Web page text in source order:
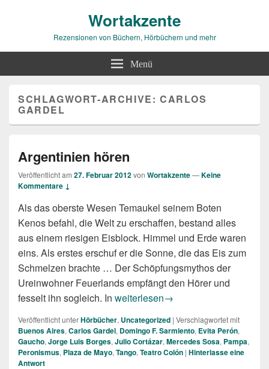
Wortakzente
Rezensionen von Büchern, Hörbüchern und mehr
Menü
SCHLAGWORT-ARCHIVE:CARLOS
GARDEL
Argentinien hören
Veröffentlicht am 27. Februar 2012von Wortakzente—Keine
Kommentare ↓
Als das oberste Wesen Temaukel seinem Boten
Kenos befahl, die Welt zu erschaffen, bestand alles
aus einem riesigen Eisblock. Himmel und Erde waren
eins. Als erstes erschuf er die Sonne, die das Eis zum
Schmelzen brachte … Der Schöpfungsmythos der
Ureinwohner Feuerlands empfängt den Hörer und
fesselt ihn sogleich. In Argentinien hören
weiterlesen→
Veröffentlicht unterHörbücher, Uncategorized | Verschlagwortet mit
Buenos Aires, Carlos Gardel, Domingo F. Sarmiento, Evita Perón,
Gaucho, Jorge Luis Borges, Julio Cortázar, Mercedes Sosa, Pampa,
Peronismus, Plaza de Mayo, Tango, Teatro Colón | Hinterlasse eine
Antwort